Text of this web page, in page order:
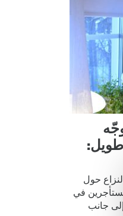
طويل:
حول
في
إلى جانب